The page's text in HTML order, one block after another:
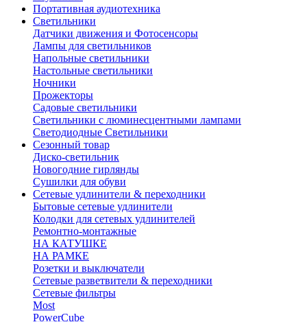
Портативная аудиотехника
Светильники
Датчики движения и Фотосенсоры
Лампы для светильников
Напольные светильники
Настольные светильники
Ночники
Прожекторы
Садовые светильники
Светильники с люминесцентными лампами
Светодиодные Светильники
Сезонный товар
Диско-светильник
Новогодние гирлянды
Сушилки для обуви
Сетевые удлинители & переходники
Бытовые сетевые удлинители
Колодки для сетевых удлинителей
Ремонтно-монтажные
НА КАТУШКЕ
НА РАМКЕ
Розетки и выключатели
Сетевые разветвители & переходники
Сетевые фильтры
Most
PowerCube